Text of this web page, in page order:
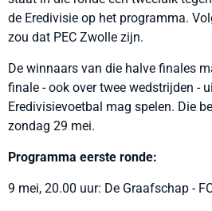
de Eredivisie op het programma.
zou dat PEC Zwolle zijn.
De winnaars van die halve finales
finale - ook over twee wedstrijden -
Eredivisievoetbal mag spelen. Die
zondag 29 mei.
Programma eerste ronde:
9 mei, 20.00 uur: De Graafschap -